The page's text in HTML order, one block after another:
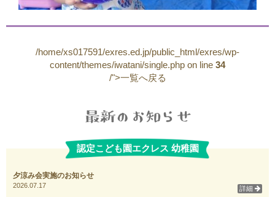
/home/xs017591/exres.ed.jp/public_html/exres/wp-
content/themes/iwatani/single.php on line 34
/">一覧へ戻る
認定こども園エクレス 幼稚園
夕涼み会実施のお知らせ
2026.07.17 詳細